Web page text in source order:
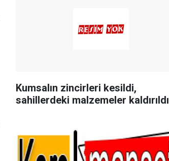
Kumsalın zincirleri kesildi,
sahillerdeki malzemeler kaldırıldı